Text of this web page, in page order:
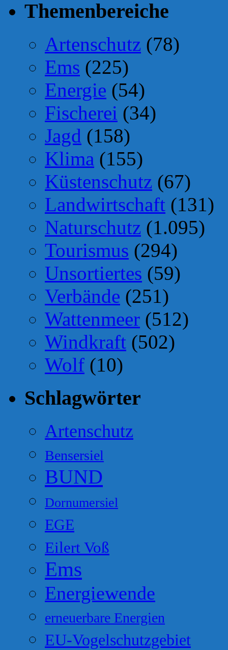
Themenbereiche
Artenschutz (78)
Ems (225)
Energie (54)
Fischerei (34)
Jagd (158)
Klima (155)
Küstenschutz (67)
Landwirtschaft (131)
Naturschutz (1.095)
Tourismus (294)
Unsortiertes (59)
Verbände (251)
Wattenmeer (512)
Windkraft (502)
Wolf (10)
Schlagwörter
Artenschutz
Bensersiel
BUND
Dornumersiel
EGE
Eilert Voß
Ems
Energiewende
erneuerbare Energien
EU-Vogelschutzgebiet